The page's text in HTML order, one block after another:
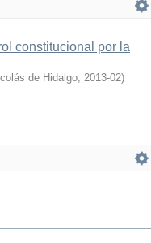
constitucional por la
de Hidalgo, 2013-02)